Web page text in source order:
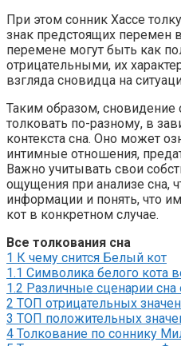
При этом сонник Хассе
знак предстоящих перемен
перемене могут быть как
отрицательными, их
взгляда сновидца на
Таким образом,
толковать по-разному, в
контекста сна. Оно может
интимные отношения,
Важно учитывать свои
ощущения при анализе сна,
информации и понять, что
кот в конкретном случае.
Все толкования сна
1 К чему снится Белый кот
1.1 Символика белого кота
1.2 Различные сценарии сна
2 ТОП отрицательных
3 ТОП положительных
4 Толкование по соннику